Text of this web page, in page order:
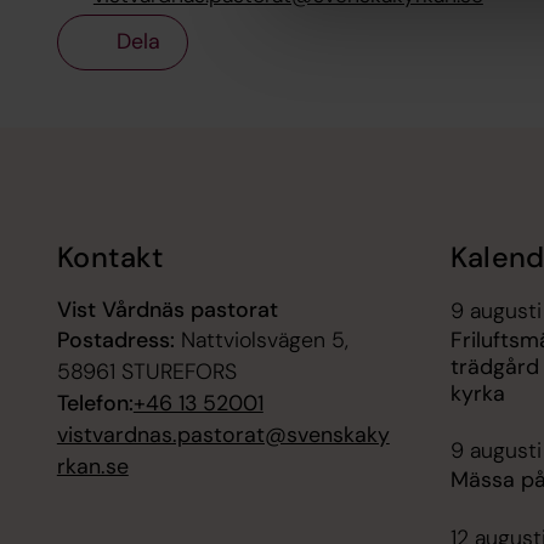
Dela
Kontakt
Vist Vårdnäs pastorat
Postadress: Nattviolsvägen 5,
58961 STUREFORS
Telefon:+46 13 52001
vistvardnas.pastorat@svenskaky
rkan.se
9 augusti
trädgård
kyrka
9
Mässa
12